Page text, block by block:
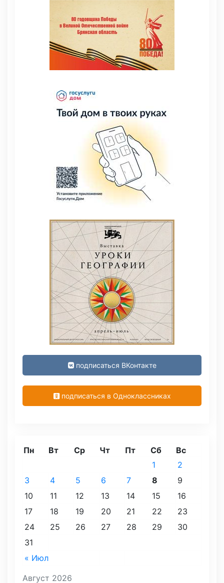
подписаться ВКонтакте
подписаться в Одноклассниках
Август 2026
Пн Вт Ср Чт Пт Сб Вс
« Июл
1
2
3
4 5 6 7 8
9
10
11 12 13 14 15
16
17
18 19 20 21 22
23
24
25 26 27 28 29
30
31